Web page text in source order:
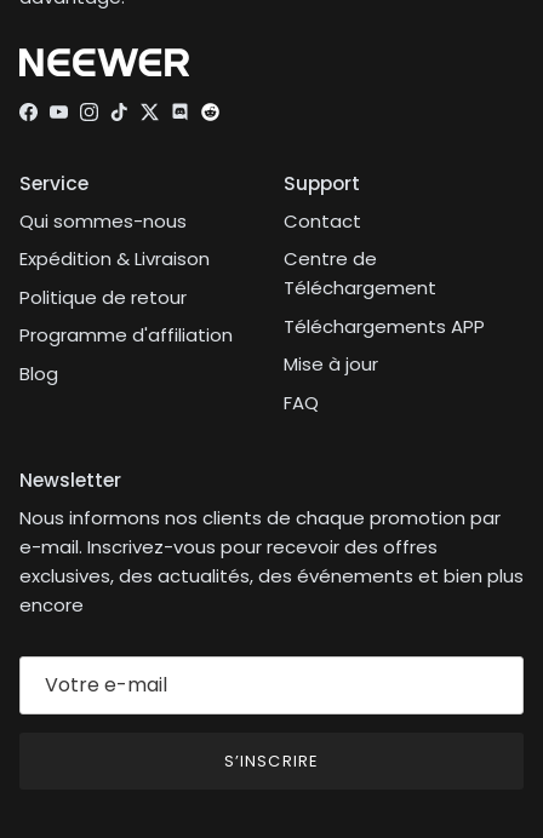
Facebook
YouTube
Instagram
TikTokTwitter
Discord
Service
Qui sommes-nous
Expédition & Livraison
Politique de retour
Programme d'affiliation
Blog
Support
Contact
Centre de
Téléchargement
Téléchargements APP
Mise à jour
FAQ
Newsletter
Nous informons nos clients de chaque promotion par
e-mail. Inscrivez-vous pour recevoir des offres
exclusives, des actualités, des événements et bien plus
encore
S’INSCRIRE